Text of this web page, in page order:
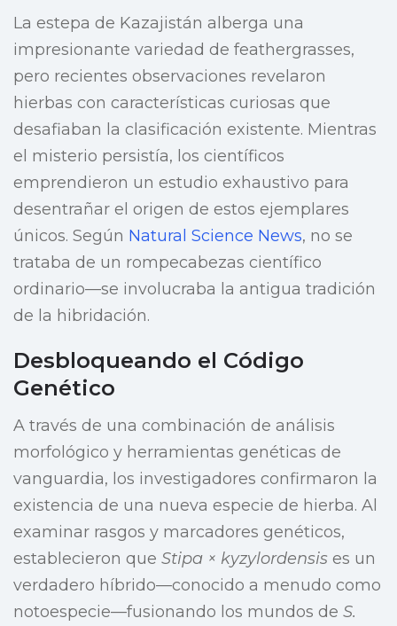
La estepa de Kazajistán alberga una
impresionante variedad de feathergrasses,
pero recientes observaciones revelaron
hierbas con características curiosas que
desafiaban la clasificación existente. Mientras
el misterio persistía, los científicos
emprendieron un estudio exhaustivo para
desentrañar el origen de estos ejemplares
únicos. Según Natural Science News, no se
trataba de un rompecabezas científico
ordinario—se involucraba la antigua tradición
de la hibridación.
Desbloqueando el Código
Genético
A través de una combinación de análisis
morfológico y herramientas genéticas de
vanguardia, los investigadores confirmaron la
existencia de una nueva especie de hierba. Al
examinar rasgos y marcadores genéticos,
establecieron que Stipa × kyzylordensis es un
verdadero híbrido—conocido a menudo como
notoespecie—fusionando los mundos de S.